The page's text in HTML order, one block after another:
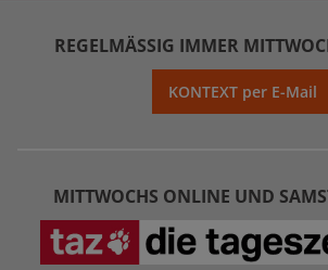
REGELMÄSSIG IMMER
KONTEXT per E-Mail
MITTWOCHS ONLINE UND